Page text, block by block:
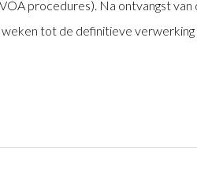
procedures). Na ontvangst
tot de definitieve verwerking